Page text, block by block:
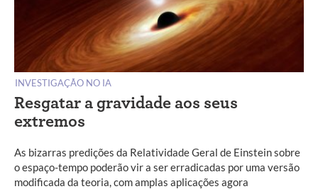
INVESTIGAÇÃO NO IA
Resgatar a gravidade aos seus
extremos
As bizarras predições da Relatividade Geral de Einstein sobre
o espaço-tempo poderão vir a ser erradicadas por uma versão
modificada da teoria, com amplas aplicações agora